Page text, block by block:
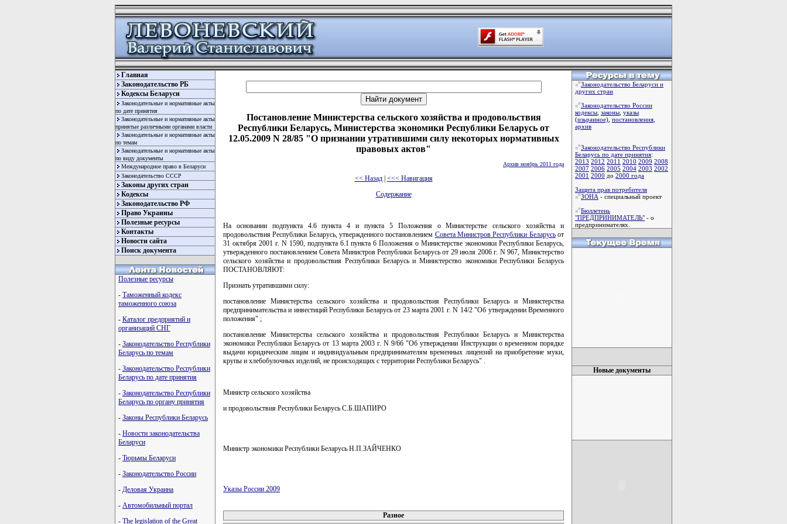
Главная
Законодательство РБ
Кодексы Беларуси
Законодательные и нормативные акты
по дате принятия
Законодательные и нормативные акты
принятые различными органами власти
Законодательные и нормативные акты
по темам
Законодательные и нормативные акты
по виду документы
Международное право в Беларуси
Законодательство СССР
Законы других стран
Кодексы
Законодательство РФ
Право Украины
Полезные ресурсы
Контакты
Новости сайта
Поиск документа
Полезные ресурсы
- Таможенный кодекс
таможенного союза
- Каталог предприятий и
организаций СНГ
- Законодательство Республики
Беларусь по темам
- Законодательство Республики
Беларусь по дате принятия
- Законодательство Республики
Беларусь по органу принятия
- Законы Республики Беларусь
- Новости законодательства
Беларуси
- Тюрьмы Беларуси
- Законодательство России
- Деловая Украина
- Автомобильный портал
- The legislation of the Great
Постановление Министерства сельского хозяйства и продовольствия
Республики Беларусь, Министерства экономики Республики Беларусь от
12.05.2009 N 28/85 "О признании утратившими силу некоторых нормативных
правовых актов"
Архив ноябрь 2011 года
<< Назад| <<< Навигация
Содержание
На основании подпункта 4.6 пункта 4 и пункта 5 Положения о Министерстве сельского хозяйства и
продовольствия Республики Беларусь, утвержденного постановлением Совета Министров Республики Беларусьот
31 октября 2001 г. N 1590, подпункта 6.1 пункта 6 Положения о Министерстве экономики Республики Беларусь,
утвержденного постановлением Совета Министров Республики Беларусь от 29 июля 2006 г. N 967, Министерство
сельского хозяйства и продовольствия Республики Беларусь и Министерство экономики Республики Беларусь
ПОСТАНОВЛЯЮТ:
Признать утратившими силу:
постановление Министерства сельского хозяйства и продовольствия Республики Беларусь и Министерства
предпринимательства и инвестиций Республики Беларусь от 23 марта 2001 г. N 14/2 "Об утверждении Временного
положения" ;
постановление Министерства сельского хозяйства и продовольствия Республики Беларусь и Министерства
экономики Республики Беларусь от 13 марта 2003 г. N 9/66 "Об утверждении Инструкции о временном порядке
выдачи юридическим лицам и индивидуальным предпринимателям временных лицензий на приобретение муки,
крупы и хлебобулочных изделий, не происходящих с территории Республики Беларусь" .
Министр сельского хозяйства
и продовольствия Республики Беларусь С.Б.ШАПИРО
Министр экономики Республики Беларусь Н.П.ЗАЙЧЕНКО
Указы России 2009
Разное
Законодательство Беларуси и
других стран
Законодательство России
кодексы законы указы
(изьранное) постановления
архив
Законодательство Республики
Беларусь по дате принятия:
2013 2012 2011 2010 2009 2008
2007 2006 2005 2004 2003 2002
2001 2000 до 2000 года
Защита прав потребителя
ЗОНА - специальный проект
Бюллетень
"ПРЕДПРИНИМАТЕЛЬ" - о
предпринимателях.
Новые документы